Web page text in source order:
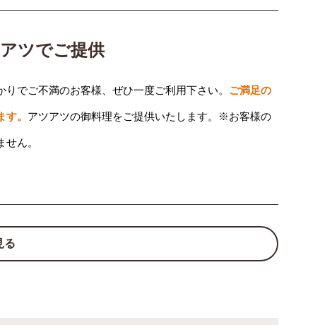
ツでご提供
でご不満のお客様、ぜひ一度ご利用下さい。 ご満足の
。 アツアツの御料理をご提供いたします。※お客様の
ん。
る